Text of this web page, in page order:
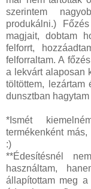
szerintem
produkálni.)
magjait, dobtam
felforrt,
felforraltam. A
a lekvárt alaposan
töltöttem, lezártam
dunsztban
*Ismét
termékenként
:)
**Édesítésnél
használtam,
állapítottam meg